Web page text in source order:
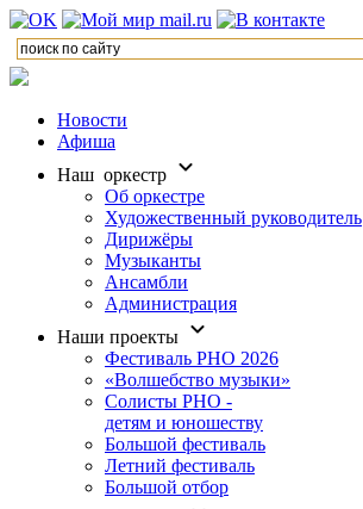
Новости
Афиша
Наш оркестр
Об оркестре
Художественный руководитель
Дирижёры
Музыканты
Ансамбли
Администрация
Наши проекты
Фестиваль РНО 2026
«Волшебство музыки»
Солисты РНО -
детям и юношеству
Большой фестиваль
Летний фестиваль
Большой отбор